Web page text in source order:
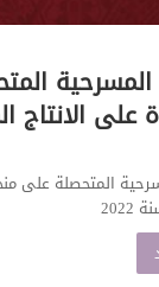
المسرحية
على
المتحصلة على